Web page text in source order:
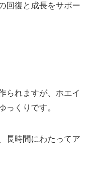
回復と成長をサポー
られますが、ホエイ
っくりです。
長時間にわたってア